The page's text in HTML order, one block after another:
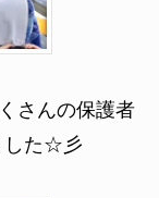
さんの保護者
した☆彡